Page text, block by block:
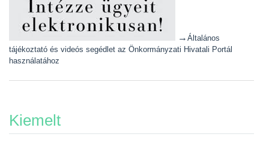
→ Általános
tájékoztató és videós segédlet az Önkormányzati Hivatali Portál
használatához
Kiemelt